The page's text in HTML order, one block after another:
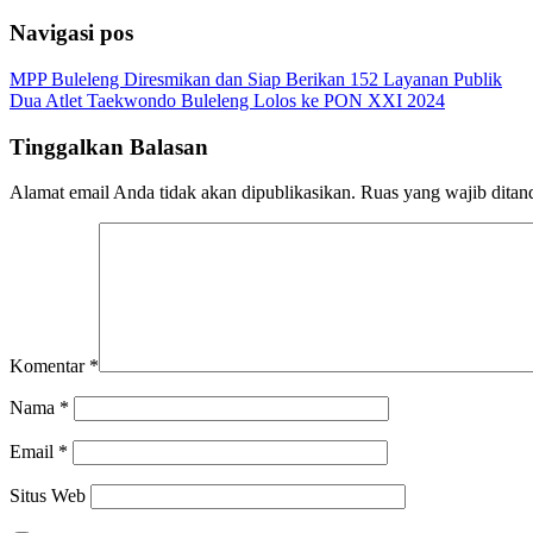
Navigasi pos
MPP Buleleng Diresmikan dan Siap Berikan 152 Layanan Publik
Dua Atlet Taekwondo Buleleng Lolos ke PON XXI 2024
Tinggalkan Balasan
Alamat email Anda tidak akan dipublikasikan. Ruas yang wajib
Komentar *
Nama *
Email *
Situs Web